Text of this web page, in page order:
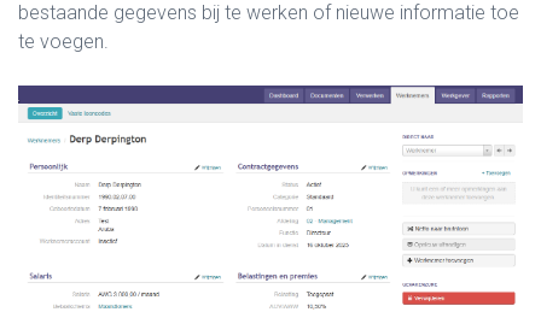
bestaande gegevens bij te werken of nieuwe informatie toe
te voegen.